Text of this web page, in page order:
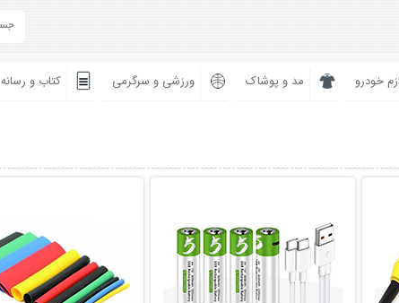
خودرو مد و پوشاک ورزشی و سرگرمی کتاب و رسانه